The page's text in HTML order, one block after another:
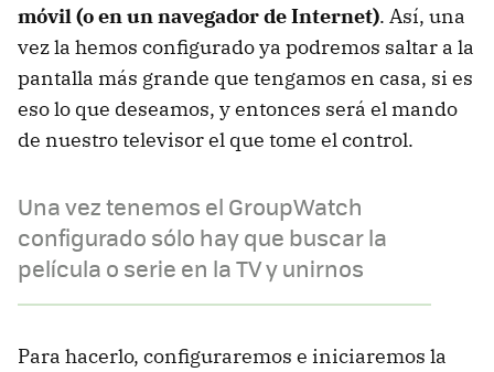
móvil (o en un navegador de Internet). Así, una
vez la hemos configurado ya podremos saltar a la
pantalla más grande que tengamos en casa, si es
eso lo que deseamos, y entonces será el mando
de nuestro televisor el que tome el control.
Una vez tenemos el GroupWatch
configurado sólo hay que buscar la
película o serie en la TV y unirnos
Para hacerlo, configuraremos e iniciaremos la